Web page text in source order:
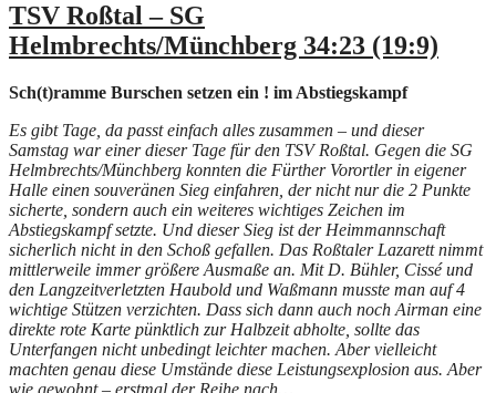
TSV Roßtal – SG
Helmbrechts/Münchberg 34:23 (19:9)
Sch(t)ramme Burschen setzen ein ! im Abstiegskampf
Es gibt Tage, da passt einfach alles zusammen – und dieser
Samstag war einer dieser Tage für den TSV Roßtal. Gegen die SG
Helmbrechts/Münchberg konnten die Fürther Vorortler in eigener
Halle einen souveränen Sieg einfahren, der nicht nur die 2 Punkte
sicherte, sondern auch ein weiteres wichtiges Zeichen im
Abstiegskampf setzte. Und dieser Sieg ist der Heimmannschaft
sicherlich nicht in den Schoß gefallen. Das Roßtaler Lazarett nimmt
mittlerweile immer größere Ausmaße an. Mit D. Bühler, Cissé und
den Langzeitverletzten Haubold und Waßmann musste man auf 4
wichtige Stützen verzichten. Dass sich dann auch noch Airman eine
direkte rote Karte pünktlich zur Halbzeit abholte, sollte das
Unterfangen nicht unbedingt leichter machen. Aber vielleicht
machten genau diese Umstände diese Leistungsexplosion aus. Aber